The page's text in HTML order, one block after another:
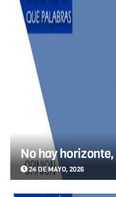
No hay
24 DE MAYO, 2026